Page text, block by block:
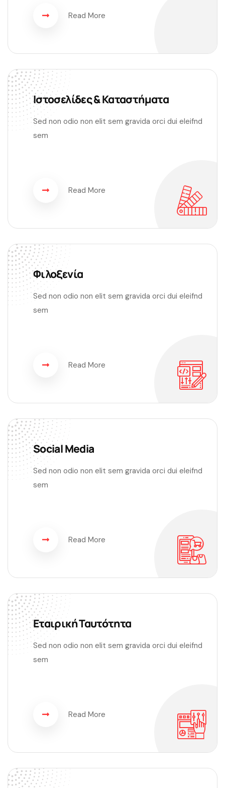
Read More
Ιστοσελίδες & Καταστήματα
Sed non odio non elit sem gravida orci dui eleifnd
sem
Read More
Φιλοξενία
Sed non odio non elit sem gravida orci dui eleifnd
sem
Read More
Social Media
Sed non odio non elit sem gravida orci dui eleifnd
sem
Read More
Εταιρική Ταυτότητα
Sed non odio non elit sem gravida orci dui eleifnd
sem
Read More